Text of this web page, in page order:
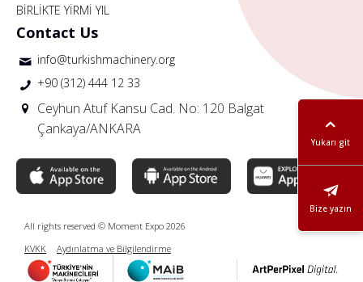
Yukarı git
Bize yazın
BİRLİKTE YİRMİ YIL
Contact Us
info@turkishmachinery.org
+90 (312) 444 12 33
Ceyhun Atuf Kansu Cad. No: 120 Balgat
Çankaya/ANKARA
All rights reserved © Moment Expo 2026
KVKK
Aydınlatma ve Bilgilendirme